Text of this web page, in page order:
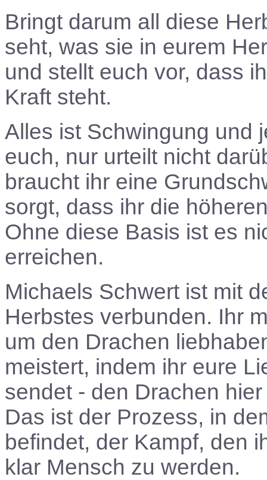
Bringt darum all diese
seht, was sie in eurem
und stellt euch vor, dass
Kraft steht.
Alles ist Schwingung und
euch, nur urteilt nicht
braucht ihr eine
sorgt, dass ihr die
Ohne diese Basis ist es
erreichen.
Michaels Schwert ist mit
Herbstes verbunden. Ihr
um den Drachen
meistert, indem ihr eure
sendet - den Drachen
Das ist der Prozess, in
befindet, der Kampf, den
klar Mensch zu werden.